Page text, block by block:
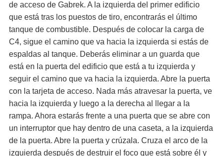
de acceso de Gabrek. A la izquierda del primer edificio
que está tras los puestos de tiro, encontrarás el último
tanque de combustible. Después de colocar la carga de
C4, sigue el camino que va hacia la izquierda si estás de
espaldas al tanque. Deberás eliminar a un guarda que
está en la puerta del edificio que está a tu izquierda y
seguir el camino que va hacia la izquierda. Abre la puerta
con la tarjeta de acceso. Nada más atravesar la puerta, ve
hacia la izquierda y luego a la derecha al llegar a la
rampa. Ahora estarás frente a una puerta que se abre con
un interruptor que hay dentro de una caseta, a la izquierda
de la puerta. Abre la puerta y crúzala. Cruza el arco de la
izquierda después de destruir el foco que está sobre él y